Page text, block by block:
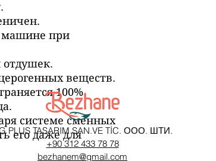
машине при
отдушек.
веществ.
100%
системе сменных
его даже для
PLUS TASARIM SAN.VE TİC. ООО. ШТИ.
+90 312 433 78 78
bezhanem@gmail.com